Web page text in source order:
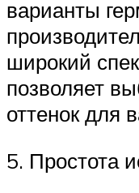
варианты
широкий
позволяет
оттенок для
5. Простота